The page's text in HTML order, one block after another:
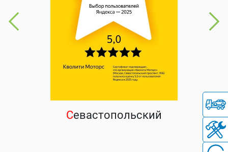
Севастопольский